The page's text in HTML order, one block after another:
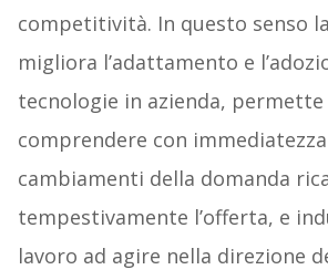
competitività. In questo senso
migliora l’adattamento e
tecnologie in azienda, permette
comprendere con
cambiamenti della domanda
tempestivamente l’offerta, e
lavoro ad agire nella direzione